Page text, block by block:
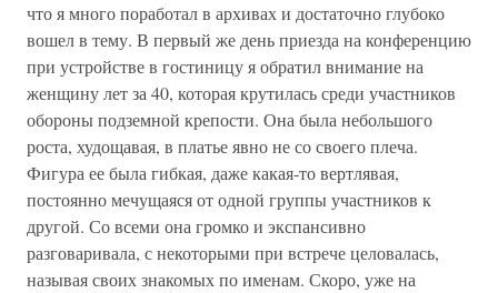
что я много поработал в архивах и достаточно глубоко
вошел в тему. В первый же день приезда на конференцию
при устройстве в гостиницу я обратил внимание на
женщину лет за 40, которая крутилась среди участников
обороны подземной крепости. Она была небольшого
роста, худощавая, в платье явно не со своего плеча.
Фигура ее была гибкая, даже какая-то вертлявая,
постоянно мечущаяся от одной группы участников к
другой. Со всеми она громко и экспансивно
разговаривала, с некоторыми при встрече целовалась,
называя своих знакомых по именам. Скоро, уже на